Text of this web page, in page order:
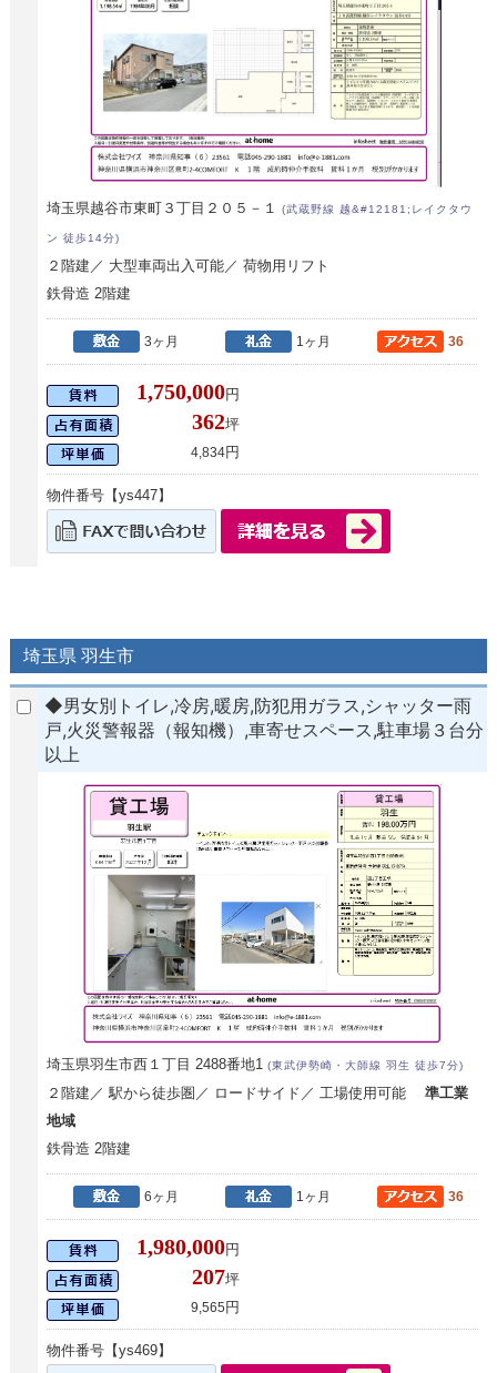
埼玉県越谷市東町３丁目２０５－１(武蔵野線 越&#12181;レイクタウ
ン 徒歩14分)
２階建／ 大型車両出入可能／ 荷物用リフト
鉄骨造 2階建
3ヶ月 1ヶ月 36
1,750,000円
362坪
4,834円
物件番号【ys447】
埼玉県 羽生市
◆男女別トイレ,冷房,暖房,防犯用ガラス,シャッター雨
戸,火災警報器（報知機）,車寄せスペース,駐車場３台分
以上
埼玉県羽生市西１丁目 2488番地1(東武伊勢崎・大師線 羽生 徒歩7分)
２階建／ 駅から徒歩圏／ ロードサイド／ 工場使用可能準工業
地域
鉄骨造 2階建
6ヶ月 1ヶ月 36
1,980,000円
207坪
9,565 円
物件番号【ys469】